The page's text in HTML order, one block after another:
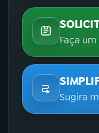
Faça
Sugira